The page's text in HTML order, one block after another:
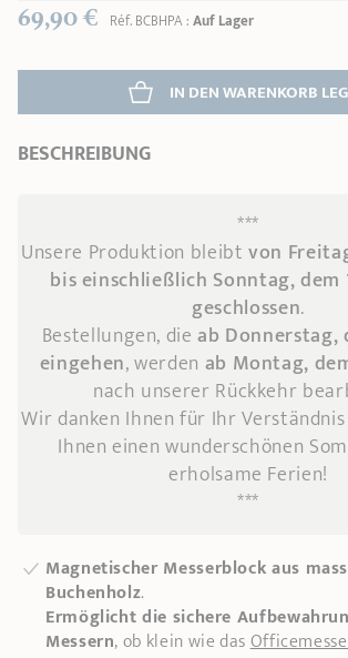
69,90 € Réf.BCBHPA:Auf Lager
BESCHREIBUNG
***
Unsere Produktion bleibtvon
bis einschließlich Sonntag, dem
geschlossen.
Bestellungen, dieab Donnerstag,
eingehen, werden ab Montag,
nach unserer Rückkehr
Wir danken Ihnen für Ihr
Ihnen einen wunderschönen
erholsame Ferien!
***
Magnetischer Messerblock aus
Buchenholz.
Ermöglicht die sichere
Messern, ob klein wie das